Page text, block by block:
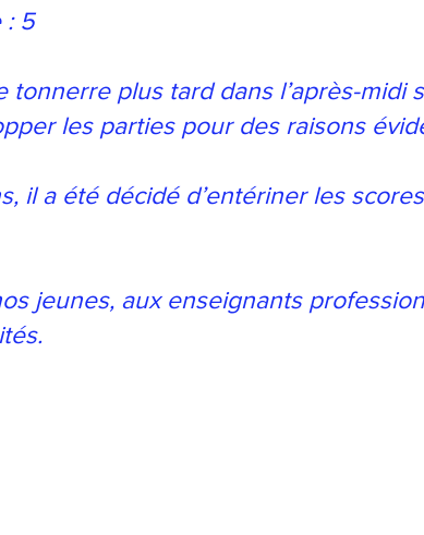
: 5
tonnerre plus tard dans l’après-midi
les parties pour des raisons
il a été décidé d’entériner les
jeunes, aux enseignants